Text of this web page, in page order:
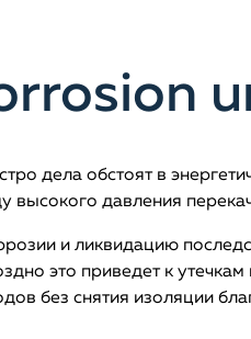
дела обстоят в
давления
и ликвидацию
это приведет к
без снятия изоляции